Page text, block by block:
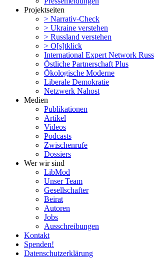
Projekt­seiten
> Narrativ-Check
> Ukraine verstehen
> Russland verstehen
> O[s]tklick
Inter­na­tional Expert Network
Östliche Partner­schaft Plus
Ökolo­gische Moderne
Liberale Demokratie
Netzwerk Nahost
Medien
Publi­ka­tionen
Artikel
Videos
Podcasts
Zwischenrufe
Dossiers
Wer wir sind
LibMod
Unser Team
Gesell­schafter
Beirat
Autoren
Jobs
Ausschrei­bungen
Kontakt
Spenden!
Daten­schutz­er­klärung